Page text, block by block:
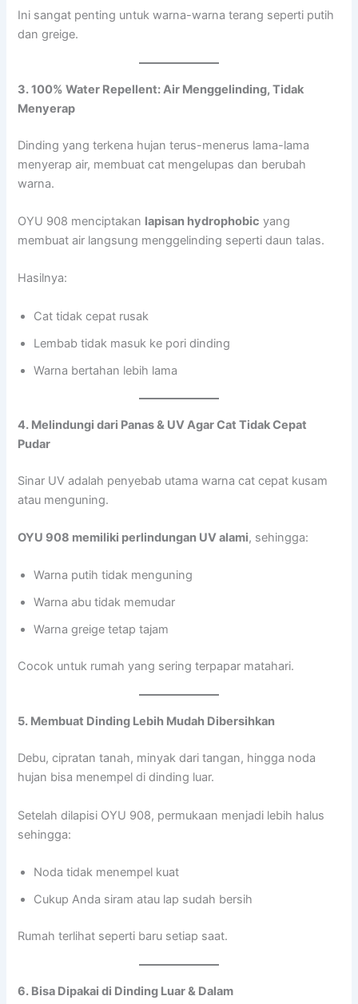
Ini sangat penting untuk warna-warna terang seperti putih
dan greige.
3. 100% Water Repellent: Air Menggelinding, Tidak
Menyerap
Dinding yang terkena hujan terus-menerus lama-lama
menyerap air, membuat cat mengelupas dan berubah
warna.
OYU 908 menciptakan lapisan hydrophobic yang
membuat air langsung menggelinding seperti daun talas.
Hasilnya:
Cat tidak cepat rusak
Lembab tidak masuk ke pori dinding
Warna bertahan lebih lama
4. Melindungi dari Panas & UV Agar Cat Tidak Cepat
Pudar
Sinar UV adalah penyebab utama warna cat cepat kusam
atau menguning.
OYU 908 memiliki perlindungan UV alami, sehingga:
Warna putih tidak menguning
Warna abu tidak memudar
Warna greige tetap tajam
Cocok untuk rumah yang sering terpapar matahari.
5. Membuat Dinding Lebih Mudah Dibersihkan
Debu, cipratan tanah, minyak dari tangan, hingga noda
hujan bisa menempel di dinding luar.
Setelah dilapisi OYU 908, permukaan menjadi lebih halus
sehingga:
Noda tidak menempel kuat
Cukup Anda siram atau lap sudah bersih
Rumah terlihat seperti baru setiap saat.
6. Bisa Dipakai di Dinding Luar & Dalam